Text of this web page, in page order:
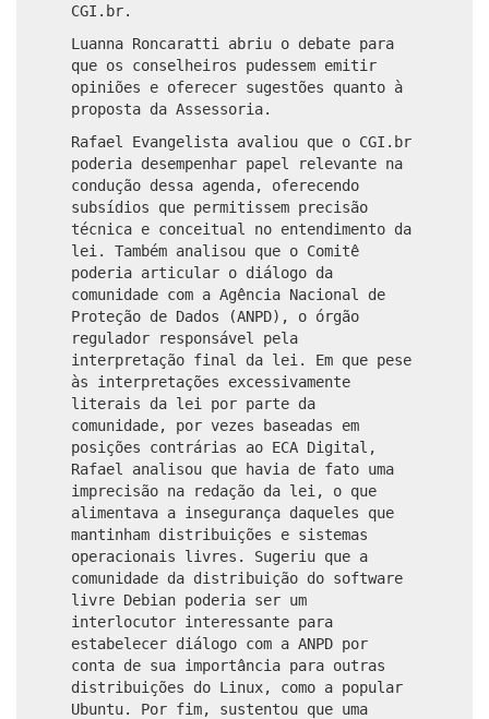
CGI.br.
Luanna Roncaratti abriu o debate para
que os conselheiros pudessem emitir
opiniões e oferecer sugestões quanto à
proposta da Assessoria.
Rafael Evangelista avaliou que o CGI.br
poderia desempenhar papel relevante na
condução dessa agenda, oferecendo
subsídios que permitissem precisão
técnica e conceitual no entendimento da
lei. Também analisou que o Comitê
poderia articular o diálogo da
comunidade com a Agência Nacional de
Proteção de Dados (ANPD), o órgão
regulador responsável pela
interpretação final da lei. Em que pese
às interpretações excessivamente
literais da lei por parte da
comunidade, por vezes baseadas em
posições contrárias ao ECA Digital,
Rafael analisou que havia de fato uma
imprecisão na redação da lei, o que
alimentava a insegurança daqueles que
mantinham distribuições e sistemas
operacionais livres. Sugeriu que a
comunidade da distribuição do software
livre Debian poderia ser um
interlocutor interessante para
estabelecer diálogo com a ANPD por
conta de sua importância para outras
distribuições do Linux, como a popular
Ubuntu. Por fim, sustentou que uma